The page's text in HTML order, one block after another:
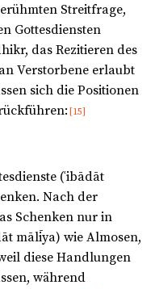
Streitfrage,
Gottesdiensten
das Rezitieren des
Verstorbene erlaubt
sich die Positionen
[15]
(ʿibādāt
Nach der
Schenken nur in
mālīya) wie Almosen,
diese Handlungen
während